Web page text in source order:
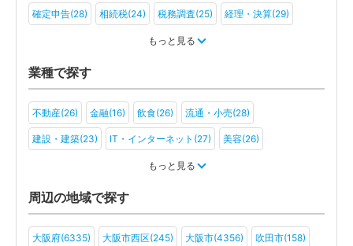
確定申告(28) 相続税(24) 税務調査(25) 経理・決算(29)
もっと見る
業種で探す
不動産(26) 金融(16) 飲食(26) 流通・小売(28)
建設・建築(23) IT・インターネット(27) 美容(26)
教育(21) 医療・福祉(22)
旅行・ホテル(21) アミューズメント・レジャー(15)
社会福祉法人(12) 医療法人(16) ＮＰＯ法人(8) 学校法人(10)
一般社団法人(13) その他(8)
もっと見る
周辺の地域で探す
大阪府(6335) 大阪市西区(245) 大阪市(4356) 吹田市(158)